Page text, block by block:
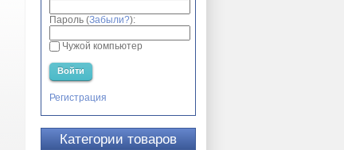
Пароль (Забыли?):
Чужой компьютер
Войти
Регистрация
Категории товаров